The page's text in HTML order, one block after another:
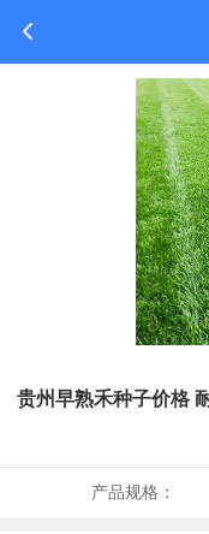
贵州早熟禾种子价格
产品规格：